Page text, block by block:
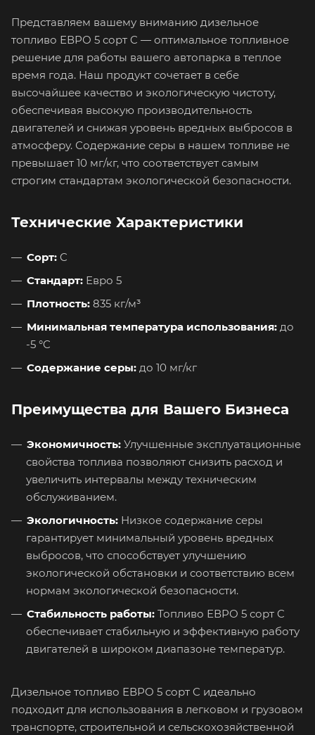
Представляем вашему вниманию дизельное
топливо ЕВРО 5 сорт C — оптимальное топливное
решение для работы вашего автопарка в теплое
время года. Наш продукт сочетает в себе
высочайшее качество и экологическую чистоту,
обеспечивая высокую производительность
двигателей и снижая уровень вредных выбросов в
атмосферу. Содержание серы в нашем топливе не
превышает 10 мг/кг, что соответствует самым
строгим стандартам экологической безопасности.
Технические Характеристики
Сорт: C
Стандарт: Евро 5
Плотность: 835 кг/м³
Минимальная температура использования: до
-5 °C
Содержание серы: до 10 мг/кг
Преимущества для Вашего Бизнеса
Экономичность: Улучшенные эксплуатационные
свойства топлива позволяют снизить расход и
увеличить интервалы между техническим
обслуживанием.
Экологичность: Низкое содержание серы
гарантирует минимальный уровень вредных
выбросов, что способствует улучшению
экологической обстановки и соответствию всем
нормам экологической безопасности.
Стабильность работы: Топливо ЕВРО 5 сорт C
обеспечивает стабильную и эффективную работу
двигателей в широком диапазоне температур.
Дизельное топливо ЕВРО 5 сорт C идеально
подходит для использования в легковом и грузовом
транспорте, строительной и сельскохозяйственной